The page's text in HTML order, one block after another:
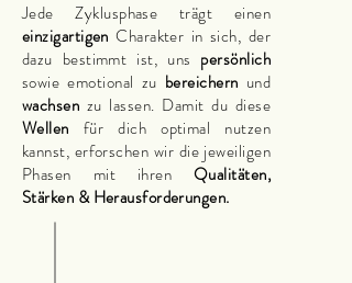
Jede Zyklusphase trägt einen
einzigartigen Charakter in sich, der
dazu bestimmt ist, uns persönlich
sowie emotional zu bereichern und
wachsen zu lassen. Damit du diese
Wellen für dich optimal nutzen
kannst, erforschen wir die jeweiligen
Phasen mit ihrenQualitäten,
Stärken & Herausforderungen.